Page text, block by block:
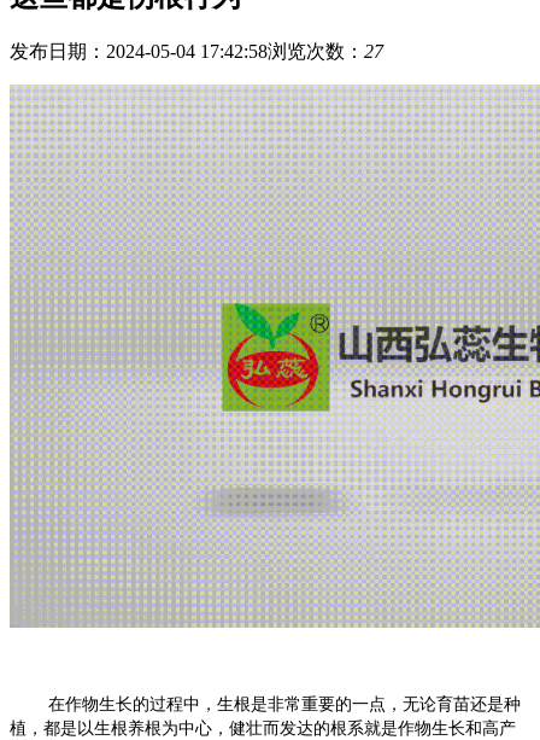
发布日期：2024-05-04 17:42:58浏览次数： 27
在作物生长的过程中，生根是非常重要的一点，无论育苗还是种
植，都是以生根养根为中心，健壮而发达的根系就是作物生长和高产